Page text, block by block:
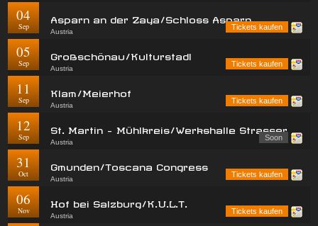
04
Sep
Asparn an der Zaya/Schloss Asparn
Austria
Tickets kaufen
05
Sep
Großschönau/Kulturstadl
Austria
Tickets kaufen
11
Sep
Klam/Meierhof
Austria
Tickets kaufen
12
Sep
St. Martin - Mühlkreis/Werkshalle Strasser
Austria
Soon
31
Oct
Gmunden/Toscana Congress
Austria
Tickets kaufen
06
Nov
Hof bei Salzburg/K.U.L.T.
Austria
Tickets kaufen